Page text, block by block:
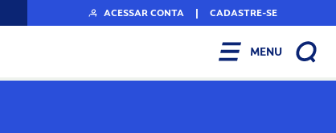
ACESSAR CONTA | CADASTRE-SE
MENU